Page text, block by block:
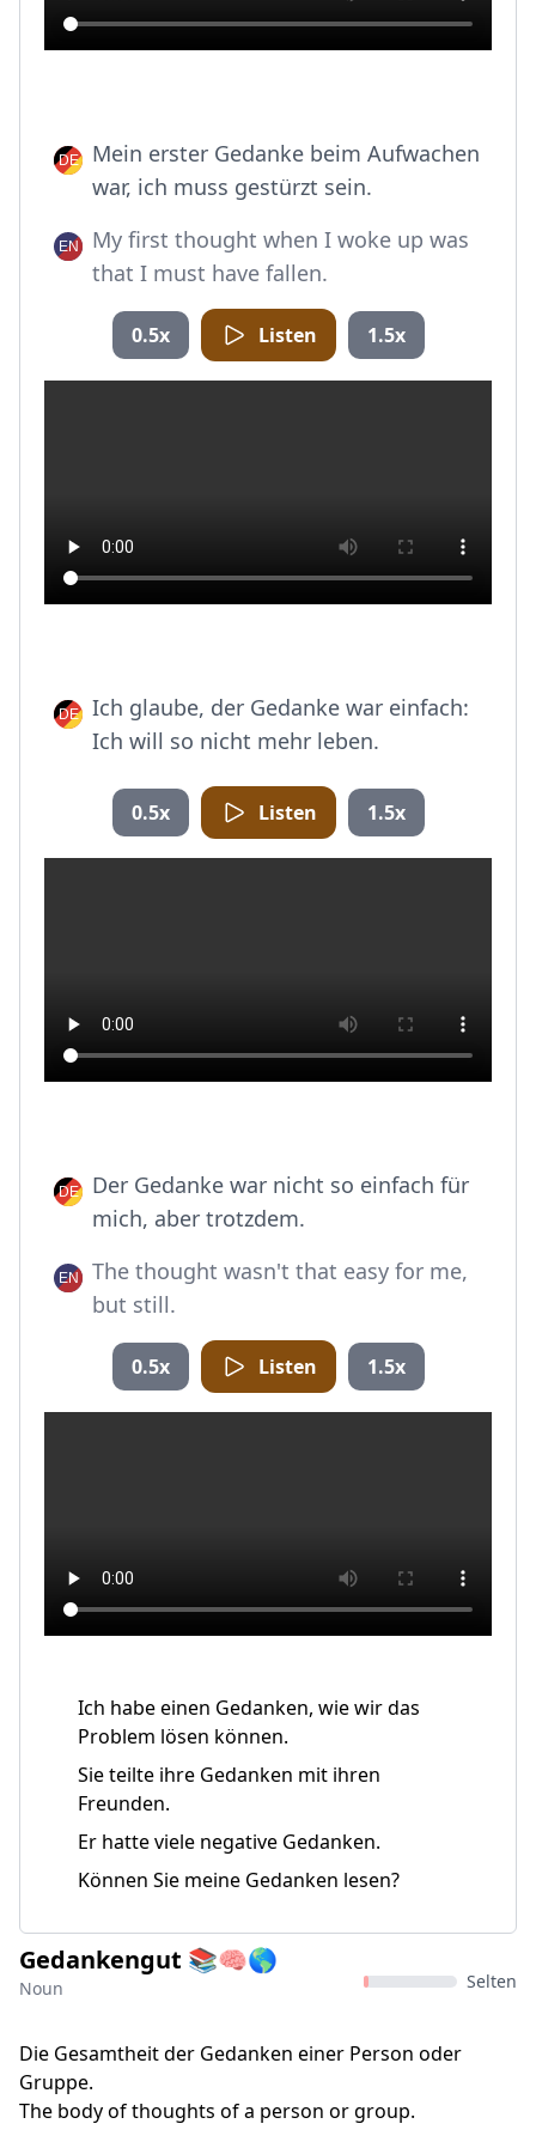
Mein erster Gedanke beim Aufwachen
war, ich muss gestürzt sein.
My first thought when I woke up was
that I must have fallen.
0.5x Listen 1.5x
Ich glaube, der Gedanke war einfach:
Ich will so nicht mehr leben.
0.5x Listen 1.5x
Der Gedanke war nicht so einfach für
mich, aber trotzdem.
The thought wasn't that easy for me,
but still.
0.5x Listen 1.5x
Ich habe einen Gedanken, wie wir das
Problem lösen können.
Sie teilte ihre Gedanken mit ihren
Freunden.
Er hatte viele negative Gedanken.
Können Sie meine Gedanken lesen?
Gedankengut 📚🧠🌎
Noun Selten
Die Gesamtheit der Gedanken einer Person oder
Gruppe.
The body of thoughts of a person or group.